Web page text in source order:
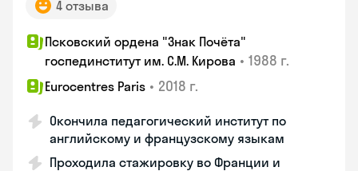
4 отзыва
Псковский ордена "Знак Почёта"
госпединститут им. С.М. Кирова • 1988 г.
Eurocentres Paris • 2018 г.
Окончила педагогический институт по
английскому и французскому языкам
Проходила стажировку во Франции и